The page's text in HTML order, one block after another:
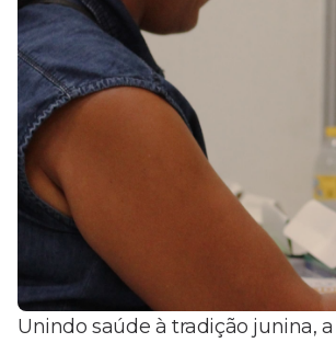
Unindo saúde à tradição junina,